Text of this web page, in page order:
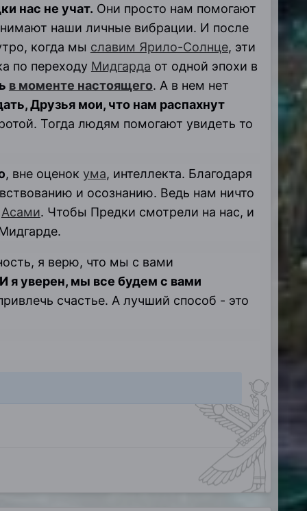
нас не учат. Они просто нам помогают
наши личные вибрации. И после
когда мы славим Ярило-Солнце, эти
по переходу Мидгарда от одной эпохи в
в моменте настоящего. А в нем нет
Друзья мои, что нам распахнут
Тогда людям помогают увидеть то
, вне оценок ума, интеллекта. Благодаря
и осознанию. Ведь нам ничто
Асами. Чтобы Предки смотрели на нас, и
я верю, что мы с вами
я уверен, мы все будем с вами
счастье. А лучший способ - это